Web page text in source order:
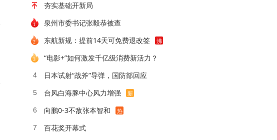
夯实基础开新局
泉州市委书记张毅恭被查
东航新规：提前14天可免费退改签 沸
“电影+”如何激发千亿级消费新活力？
4 日本试射“战斧”导弹，国防部回应
5 台风白海豚中心风力增强 新
6 向鹏0-3不敌张本智和 热
7 百花奖开幕式